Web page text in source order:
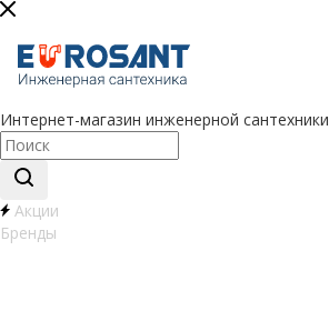
Интернет-магазин инженерной сантехники
Акции
Бренды